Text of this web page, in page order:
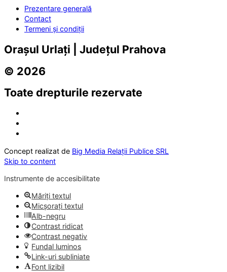
Prezentare generală
Contact
Termeni și condiții
Orașul Urlați | Județul Prahova
© 2026
Toate drepturile rezervate
Concept realizat de Big Media Relații Publice SRL
Skip to content
Instrumente de accesibilitate
Măriți textul
Micșorați textul
Alb-negru
Contrast ridicat
Contrast negativ
Fundal luminos
Link-uri subliniate
Font lizibil